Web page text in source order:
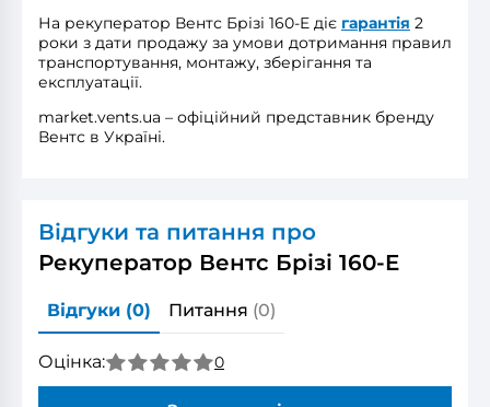
На рекуператор Вентс Брізі 160-E діє гарантія 2
роки з дати продажу за умови дотримання правил
транспортування, монтажу, зберігання та
експлуатації.
market.vents.ua – офіційний представник бренду
Вентс в Україні.
Відгуки та питання про
Рекуператор Вентс Брізі 160-E
Відгуки (0) Питання (0)
Оцінка: 0